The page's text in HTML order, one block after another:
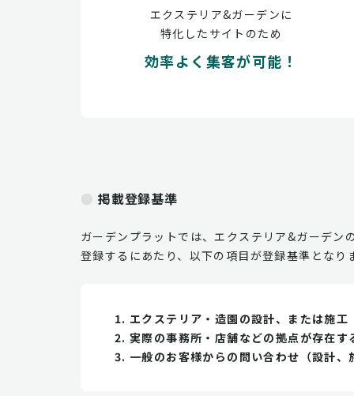
エクステリア&ガーデンに
特化したサイトのため
効率よく集客が可能！
掲載登録基準
ガーデンプラットでは、エクステリア&ガーデン
登録するにあたり、以下の項目が登録基準となり
エクステリア・造園の設計、または施
実際の事務所・店舗などの拠点が存在す
一般のお客様からの問い合わせ（設計